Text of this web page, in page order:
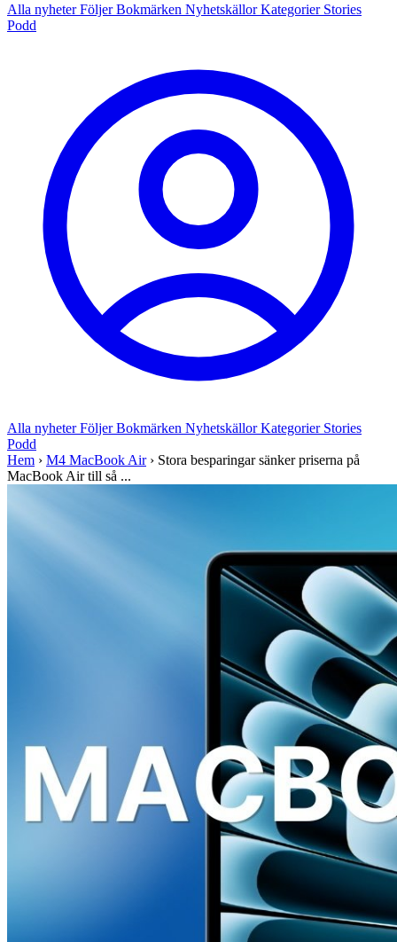
Alla nyheterFöljerBokmärken NyhetskällorKategorier Stories
Podd
Alla nyheterFöljerBokmärken NyhetskällorKategorier Stories
Podd
Hem › M4 MacBook Air › Stora besparingar sänker priserna på
MacBook Air till så ...